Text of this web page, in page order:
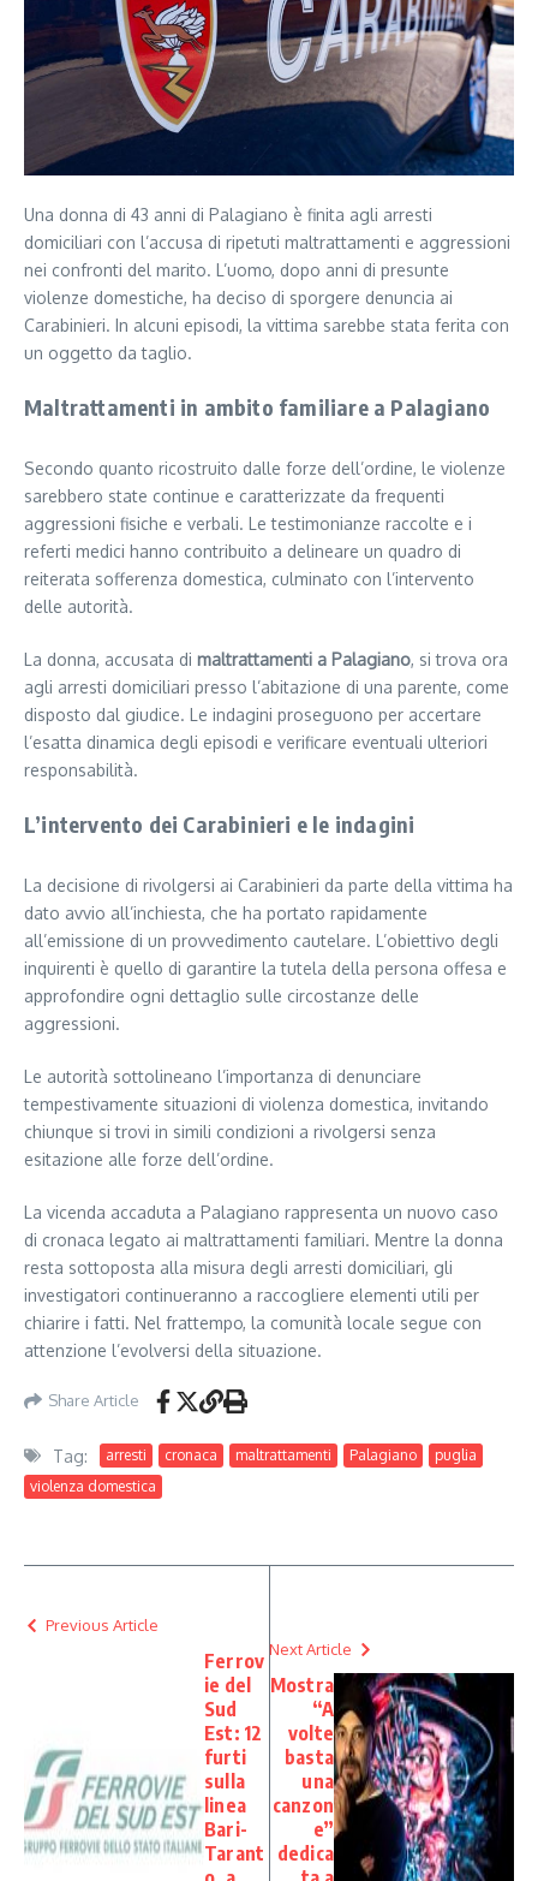
Una donna di 43 anni di Palagiano è finita agli arresti
domiciliari con l’accusa di ripetuti maltrattamenti e aggressioni
nei confronti del marito. L’uomo, dopo anni di presunte
violenze domestiche, ha deciso di sporgere denuncia ai
Carabinieri. In alcuni episodi, la vittima sarebbe stata ferita con
un oggetto da taglio.
Maltrattamenti in ambito familiare a Palagiano
Secondo quanto ricostruito dalle forze dell’ordine, le violenze
sarebbero state continue e caratterizzate da frequenti
aggressioni fisiche e verbali. Le testimonianze raccolte e i
referti medici hanno contribuito a delineare un quadro di
reiterata sofferenza domestica, culminato con l’intervento
delle autorità.
La donna, accusata di maltrattamenti a Palagiano, si trova ora
agli arresti domiciliari presso l’abitazione di una parente, come
disposto dal giudice. Le indagini proseguono per accertare
l’esatta dinamica degli episodi e verificare eventuali ulteriori
responsabilità.
L’intervento dei Carabinieri e le indagini
La decisione di rivolgersi ai Carabinieri da parte della vittima ha
dato avvio all’inchiesta, che ha portato rapidamente
all’emissione di un provvedimento cautelare. L’obiettivo degli
inquirenti è quello di garantire la tutela della persona offesa e
approfondire ogni dettaglio sulle circostanze delle
aggressioni.
Le autorità sottolineano l’importanza di denunciare
tempestivamente situazioni di violenza domestica, invitando
chiunque si trovi in simili condizioni a rivolgersi senza
esitazione alle forze dell’ordine.
La vicenda accaduta a Palagiano rappresenta un nuovo caso
di cronaca legato ai maltrattamenti familiari. Mentre la donna
resta sottoposta alla misura degli arresti domiciliari, gli
investigatori continueranno a raccogliere elementi utili per
chiarire i fatti. Nel frattempo, la comunità locale segue con
attenzione l’evolversi della situazione.
Share Article
Tag: arresti cronaca maltrattamenti Palagiano
puglia
violenza domestica
Previous Article
Ferrov
ie del
Sud
Est: 12
furti
sulla
linea
Bari-
Tarant
Next Article
Mostra
“A
volte
basta
una
canzon
e”
dedica